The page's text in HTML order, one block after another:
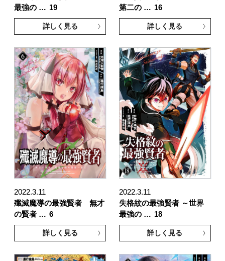
最強の … 19
詳しく見る
第二の … 16
詳しく見る
2022.3.11
殲滅魔導の最強賢者 無才
の賢者 … 6
詳しく見る
2022.3.11
失格紋の最強賢者 ～世界
最強の … 18
詳しく見る